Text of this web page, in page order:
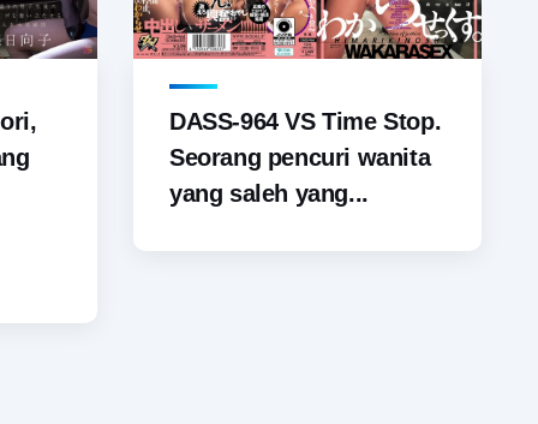
DASS-964 VS Time Stop.
Seorang pencuri wanita
yang saleh yang...